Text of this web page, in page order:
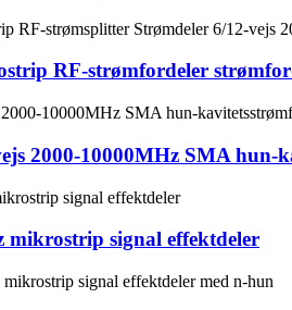
RF-strømfordeler
2000-10000MHz SMA hun-
mikrostrip signal effektdeler